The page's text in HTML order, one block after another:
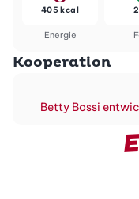
Energie
405 kcal
Kooperation
Betty Bossi